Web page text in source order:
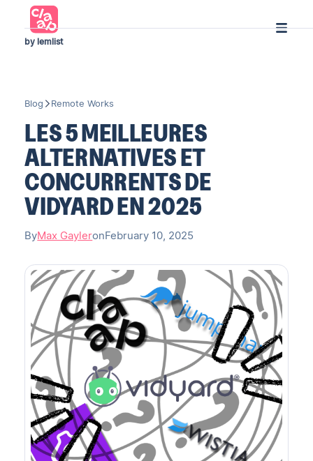
by lemlist
Blog Remote Works
LES 5 MEILLEURES
ALTERNATIVES ET
CONCURRENTS DE
VIDYARD EN 2025
ByMax GayleronFebruary 10, 2025